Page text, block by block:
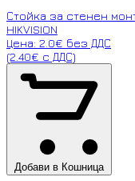
Стойка за стенен
HIKVISION
Цена: 2.0€ без ДДС
(2.40€ с ДДС)
Добави в Кошница